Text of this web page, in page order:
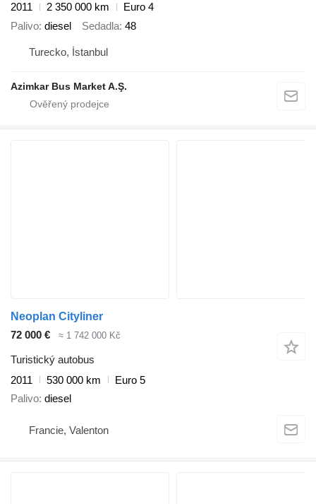
2011
2 350 000 km
Euro 4
Palivo diesel Sedadla 48
Turecko, İstanbul
Azimkar Bus Market A.Ş.
Neoplan Cityliner
72 000 €
≈ 1 742 000 Kč
Turistický autobus
2011
530 000 km
Euro 5
Palivo diesel
Francie, Valenton